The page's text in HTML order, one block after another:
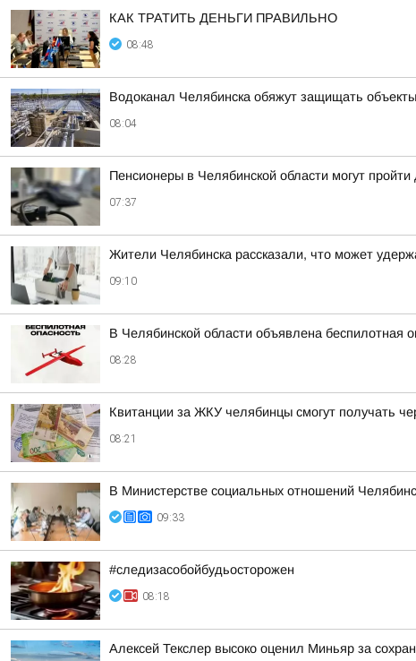
КАК ТРАТИТЬ ДЕНЬГИ ПРАВИЛЬНО
08:48
Водоканал Челябинска обяжут защищать
08:04
Пенсионеры в Челябинской области могут
07:37
Жители Челябинска рассказали, что может
09:10
В Челябинской области объявлена беспилотная
08:28
Квитанции за ЖКУ челябинцы смогут получать
08:21
В Министерстве социальных отношений
09:33
#следизасобойбудьосторожен
08:18
Алексей Текслер высоко оценил Миньяр за